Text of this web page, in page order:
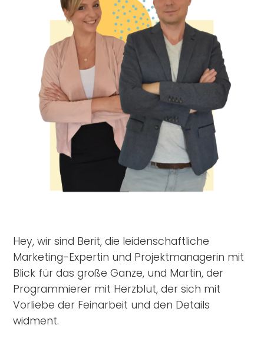
Hey, wir sind Berit, die leidenschaftliche
Marketing-Expertin und Projektmanagerin mit
Blick für das große Ganze, und Martin, der
Programmierer mit Herzblut, der sich mit
Vorliebe der Feinarbeit und den Details
widment.